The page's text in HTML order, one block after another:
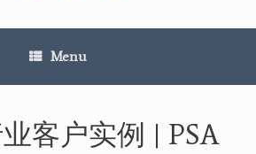
Menu
客户实例 | PSA